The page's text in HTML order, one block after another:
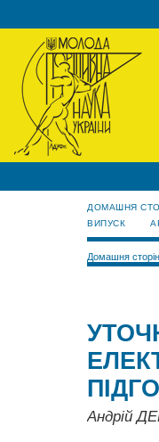
ДОМАШНЯ
ВИПУСК
Домашня
Андрій